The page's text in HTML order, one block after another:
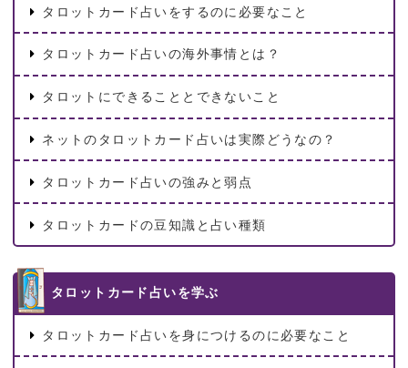
タロットカード占いをするのに必要なこと
タロットカード占いの海外事情とは？
タロットにできることとできないこと
ネットのタロットカード占いは実際どうなの？
タロットカード占いの強みと弱点
タロットカードの豆知識と占い種類
タロットカード占いを学ぶ
タロットカード占いを身につけるのに必要なこと